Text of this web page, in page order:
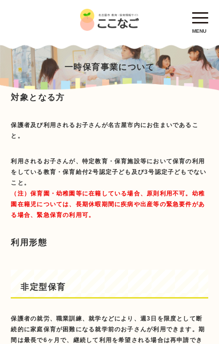
MENU
一時保育事業について
対象となる方
保護者及び利用されるお子さんが名古屋市内にお住まいであるこ
と。
利用されるお子さんが、特定教育・保育施設等において保育の利用
をしている教育・保育給付2号認定子ども及び3号認定子どもでない
こと。
（注）保育園・幼稚園等に在籍している場合、原則利用不可。幼稚
園在籍児については、長期休暇期間に疾病や出産等の緊急要件があ
る場合、緊急保育の利用可。
利用形態
非定型保育
保護者の就労、職業訓練、就学などにより、週3日を限度として断
続的に家庭保育が困難になる就学前のお子さんが利用できます。期
間は最長で6ヶ月で、継続して利用を希望される場合は再申請でき